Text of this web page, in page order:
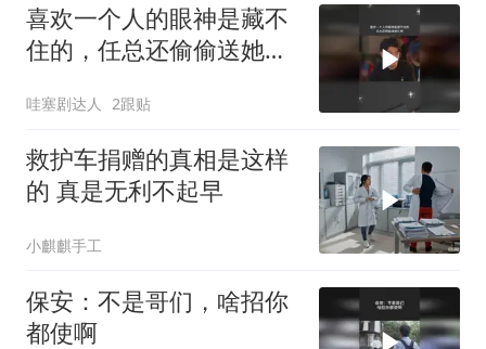
喜欢一个人的眼神是藏不
住的，任总还偷偷送她礼
哇塞剧达人 2跟贴
救护车捐赠的真相是这样
的 真是无利不起早
小麒麒手工
保安：不是哥们，啥招你
都使啊